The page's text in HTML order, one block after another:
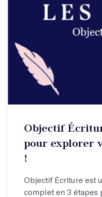
Objectif
pour explorer
!
Objectif Écriture est
complet en 3 étapes